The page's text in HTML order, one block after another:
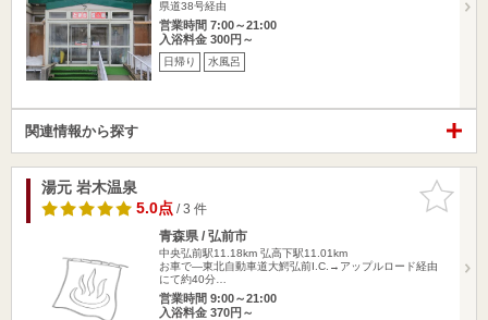
県道38号経由
営業時間 7:00～21:00
入浴料金 300円～
日帰り 水風呂
関連情報から探す
お気に入
りに追加
湯元 岩木温泉
5.0点/ 3 件
青森県 / 弘前市
中央弘前駅11.18km 弘高下駅11.01km
お車で―東北自動車道大鰐弘前I.C.→アップルロード経由
にて約40分…
営業時間 9:00～21:00
入浴料金 370円～